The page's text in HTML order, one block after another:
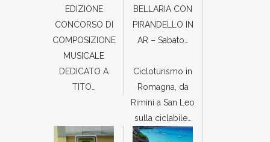
EDIZIONE
CONCORSO DI
COMPOSIZIONE
MUSICALE
DEDICATO A
TITO…
BELLARIA CON
PIRANDELLO IN
AR – Sabato…
Cicloturismo in
Romagna, da
Rimini a San Leo
sulla ciclabile…